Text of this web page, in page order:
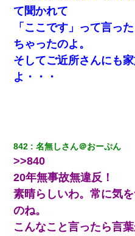
ターリモコンあるだろ？
時間弱・・・
【画像】女上司(30)「終電なく
きます！」
高1のとき男に襲われ、不妊の
養子縁組してアメリカに子供を
亡くなってしまい…
新卒の女性社員に1年半ストー
上司「話をしてみる」→女性社
て聞かれて
「ここです」って言っ
ちゃったのよ。
そしてご近所さんにも
よ・・・
842 名無しさん＠おーぷん
>>840
20年無事故無違反！
素晴らしいわ。常に気
のね。
こんなこと言ったら言